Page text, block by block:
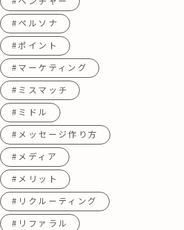
#ペルソナ
#ポイント
#マーケティング
#ミスマッチ
#ミドル
#メッセージ作り方
#メディア
#メリット
#リクルーティング
#リファラル